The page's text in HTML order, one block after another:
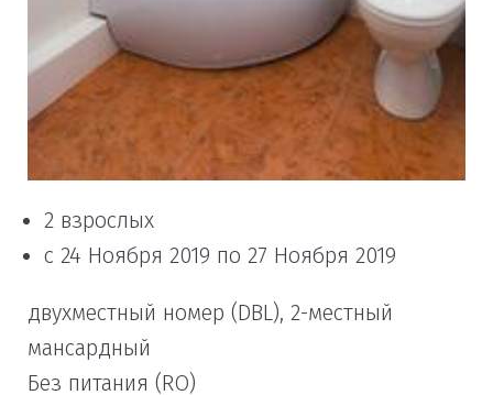
2 взрослых
с 24 Ноября 2019 по 27 Ноября 2019
двухместный номер (DBL), 2-местный
мансардный
Без питания (RO)